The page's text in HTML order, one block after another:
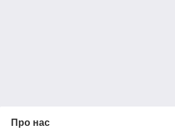
Про нас